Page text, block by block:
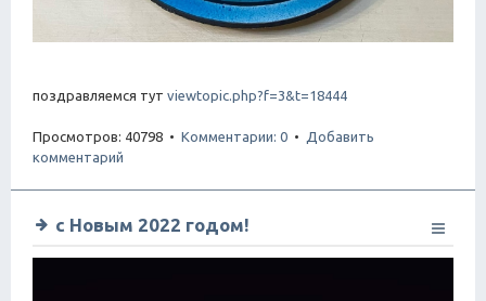
поздравляемся тут viewtopic.php?f=3&t=18444
Просмотров: 40798 • Комментарии: 0 •
Добавить
комментарий
с Новым 2022 годом!